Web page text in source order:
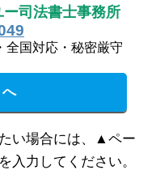
ー司法書士事務所
全国対応・秘密厳守
い場合には、▲ペー
入力してください。